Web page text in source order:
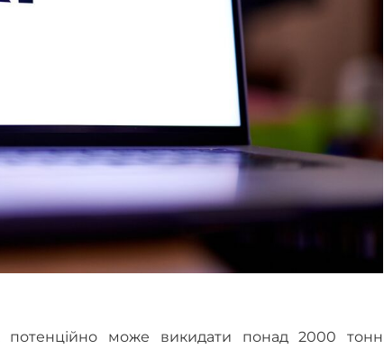
потенційно може викидати понад 2000 тонн